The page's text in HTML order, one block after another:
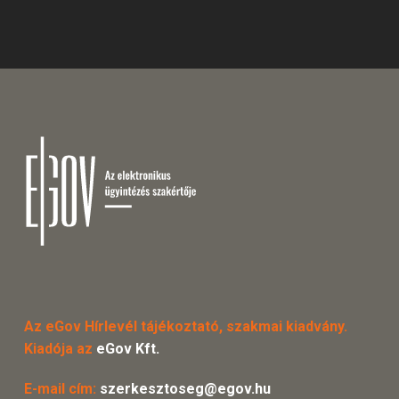
Az eGov Hírlevél tájékoztató, szakmai kiadvány.
Kiadója az eGov Kft.
E-mail cím: szerkesztoseg@egov.hu